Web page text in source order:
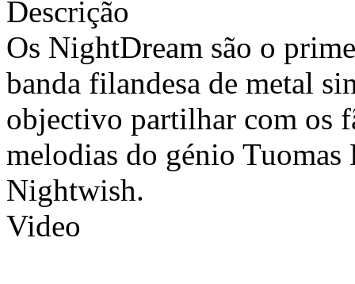
Descrição
Os NightDream são o
banda filandesa de metal
objectivo partilhar com os
melodias do génio Tuomas
Nightwish.
Video